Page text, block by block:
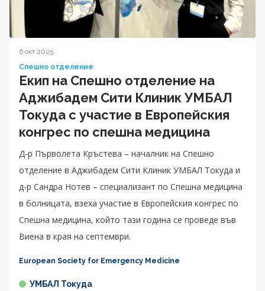
6 окт 2025
Спешно отделение
Екип на Спешно отделение на
Аджибадем Сити Клиник УМБАЛ
Токуда с участие в Европейския
конгрес по спешна медицина
Д-р Първолета Кръстева – началник на Спешно
отделение в Аджибадем Сити Клиник УМБАЛ Токуда и
д-р Сандра Нотев – специализант по Спешна медицина
в болницата, взеха участие в Европейския конгрес по
Спешна медицина, който тази година се проведе във
Виена в края на септември.
European Society for Emergency Medicine
УМБАЛ Токуда